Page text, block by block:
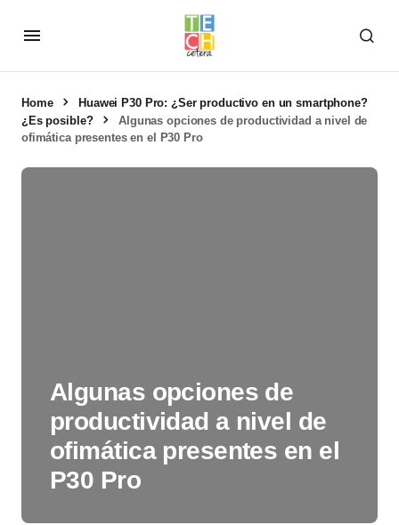
Home
Huawei P30 Pro: ¿Ser productivo en un smartphone?
¿Es posible?
Algunas opciones de productividad a nivel de
ofimática presentes en el P30 Pro
Algunas opciones de
productividad a nivel de
ofimática presentes en el
P30 Pro